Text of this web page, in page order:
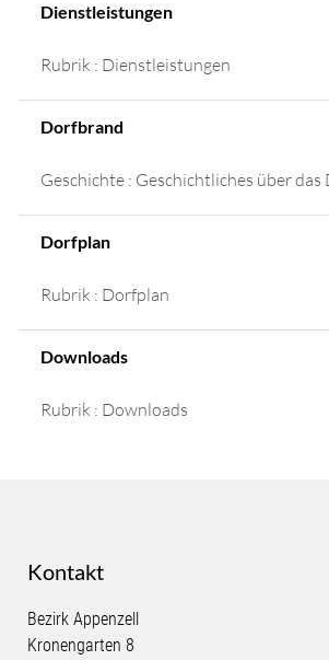
Dienstleistungen
Rubrik : Dienstleistungen
Dorfbrand
Geschichte : Geschichtliches über
Dorfplan
Rubrik : Dorfplan
Downloads
Rubrik : Downloads
Kontakt
Bezirk Appenzell
Kronengarten 8